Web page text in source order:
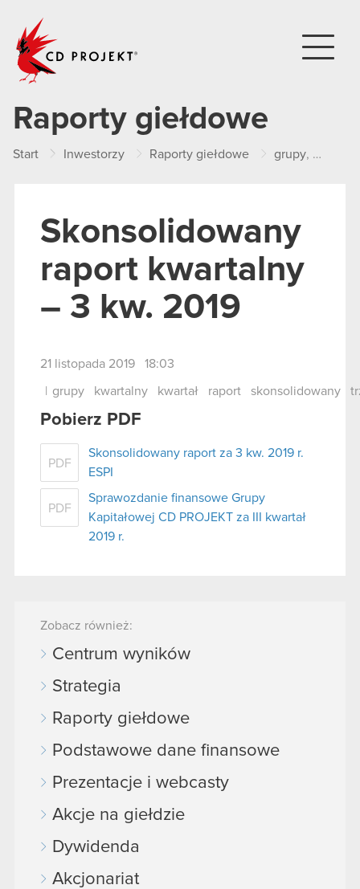
Raporty giełdowe
Start Inwestorzy Raporty giełdowe grupy,
Skonsolidowany
raport kwartalny
– 3 kw. 2019
21 listopada 2019 18:03
grupy kwartalny kwartał raport skonsolidowany
Pobierz PDF
PDF
Skonsolidowany raport za 3 kw. 2019 r.
ESPI
PDF
Sprawozdanie finansowe Grupy
Kapitałowej CD PROJEKT za III kwartał
2019 r.
Zobacz również:
Centrum wyników
Strategia
Raporty giełdowe
Podstawowe dane finansowe
Prezentacje i webcasty
Akcje na giełdzie
Dywidenda
Akcjonariat